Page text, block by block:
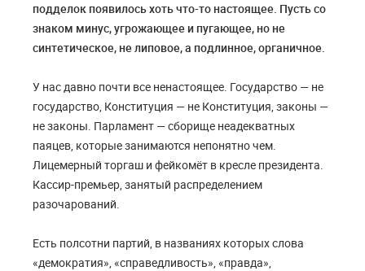
подделок появилось хоть что-то настоящее. Пусть со
знаком минус, угрожающее и пугающее, но не
синтетическое, не липовое, а подлинное, органичное.
У нас давно почти все ненастоящее. Государство — не
государство, Конституция — не Конституция, законы —
не законы. Парламент — сборище неадекватных
паяцев, которые занимаются непонятно чем.
Лицемерный торгаш и фейкомёт в кресле президента.
Кассир-премьер, занятый распределением
разочарований.
Есть полсотни партий, в названиях которых слова
«демократия», «справедливость», «правда»,